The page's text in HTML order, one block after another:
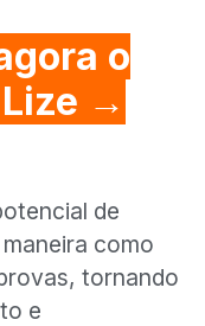
o
→
de
como
tornando
e